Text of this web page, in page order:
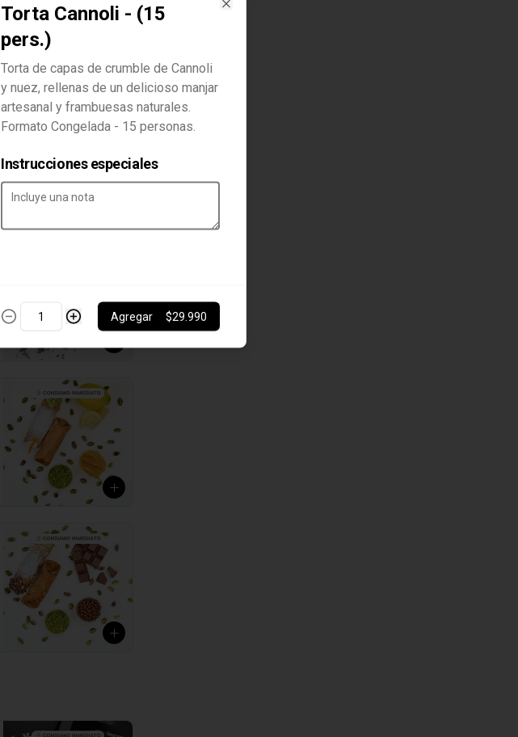
Torta Cannoli - (15
pers.)
Torta de capas de crumble de Cannoli
y nuez, rellenas de un delicioso manjar
artesanal y frambuesas naturales.
Formato Congelada - 15 personas.
Instrucciones especiales
Agregar $29.990